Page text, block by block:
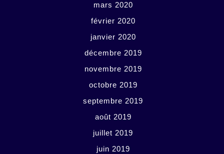
mars 2020
février 2020
janvier 2020
décembre 2019
novembre 2019
octobre 2019
septembre 2019
août 2019
juillet 2019
juin 2019